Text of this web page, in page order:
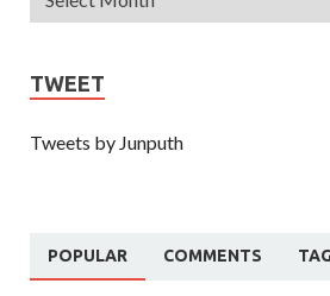
TWEET
Tweets by Junputh
POPULAR COMMENTS